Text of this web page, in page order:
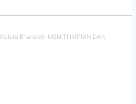
Kelara Enarwati-MENITI IMPIAN DAN